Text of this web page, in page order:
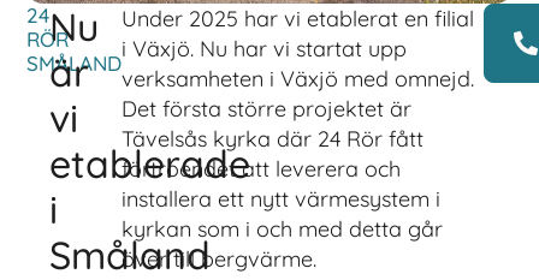
24
RÖR
SMÅLAND
Nu
är
vi
etablerade
i
Småland
Under 2025 har vi etablerat en filial
i Växjö. Nu har vi startat upp
verksamheten i Växjö med omnejd.
Det första större projektet är
Tävelsås kyrka där 24 Rör fått
förtroendet att leverera och
installera ett nytt värmesystem i
kyrkan som i och med detta går
över till bergvärme.